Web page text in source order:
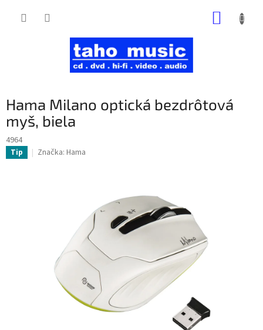
Hama Milano optická bezdrôtová
myš, biela
4964
Tip Značka: Hama